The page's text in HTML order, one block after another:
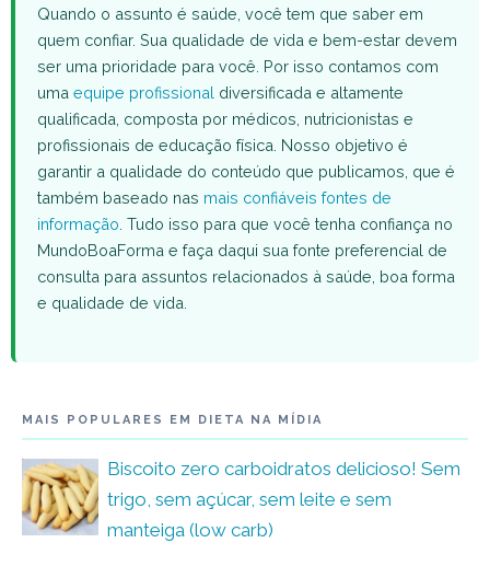
Quando o assunto é saúde, você tem que saber em
quem confiar. Sua qualidade de vida e bem-estar devem
ser uma prioridade para você. Por isso contamos com
uma equipe profissional diversificada e altamente
qualificada, composta por médicos, nutricionistas e
profissionais de educação física. Nosso objetivo é
garantir a qualidade do conteúdo que publicamos, que é
também baseado nas mais confiáveis fontes de
informação . Tudo isso para que você tenha confiança no
MundoBoaForma e faça daqui sua fonte preferencial de
consulta para assuntos relacionados à saúde, boa forma
e qualidade de vida.
MAIS POPULARES EM DIETA NA MÍDIA
Biscoito zero carboidratos delicioso! Sem
trigo, sem açúcar, sem leite e sem
manteiga (low carb)